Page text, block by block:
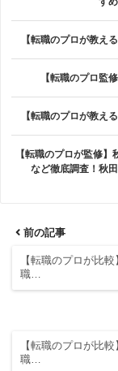
【転職のプロが教え
【転職のプロ監
【転職のプロが教え
【転職のプロが監修
など徹底調査！秋
前の記事
【転職のプロが比
職…
【転職のプロが比
職…